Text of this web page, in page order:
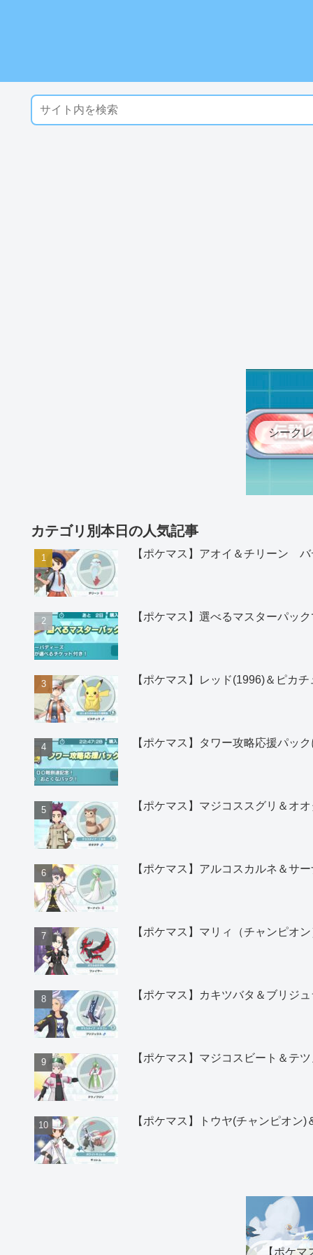
シーク
カテゴリ別本日の人気記事
【ポケマス】アオイ＆チリーン
【ポケマス】選べるマスターパッ
【ポケマス】レッド(1996)＆ピカ
【ポケマス】タワー攻略応援パッ
【ポケマス】マジコススグリ＆オ
【ポケマス】アルコスカルネ＆サ
【ポケマス】マリィ（チャンピオ
【ポケマス】カキツバタ＆ブリジ
【ポケマス】マジコスビート＆テ
【ポケマス】トウヤ(チャンピオ
【ポケ